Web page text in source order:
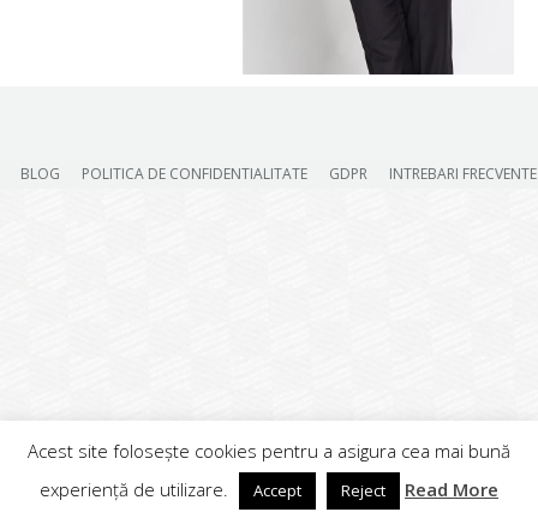
BLOG POLITICA DE CONFIDENTIALITATE GDPR INTREBARI FRECVENTE
Acest site folosește cookies pentru a asigura cea mai bună
experiență de utilizare.
Accept Reject Read More